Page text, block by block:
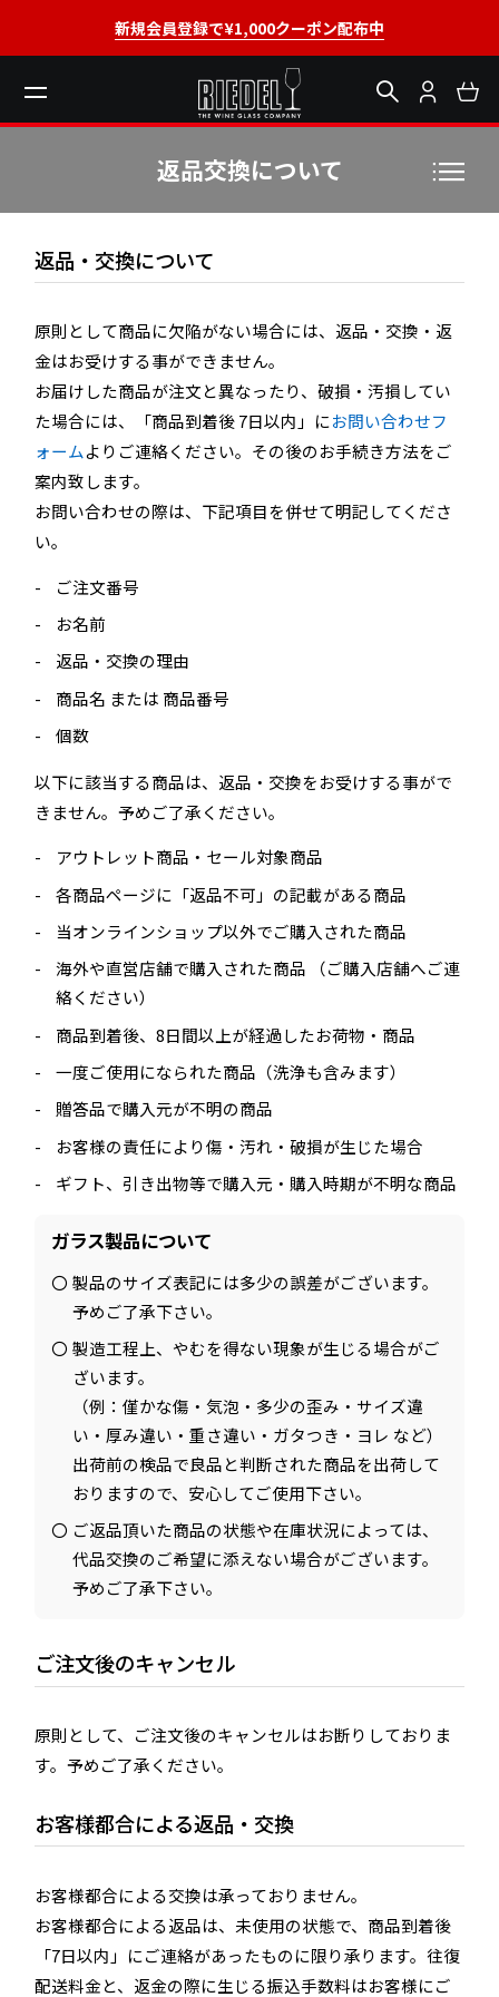
新規会員登録で¥1,000クーポン配布中
返品交換について
返品・交換について
原則として商品に欠陥がない場合には、返品・交換・返
金はお受けする事ができません。
お届けした商品が注文と異なったり、破損・汚損してい
た場合には、「商品到着後 7日以内」にお問い合わせフ
ォームよりご連絡ください。その後のお手続き方法をご
案内致します。
お問い合わせの際は、下記項目を併せて明記してくださ
い。
ご注文番号
お名前
返品・交換の理由
商品名 または 商品番号
個数
以下に該当する商品は、返品・交換をお受けする事がで
きません。予めご了承ください。
アウトレット商品・セール対象商品
各商品ページに「返品不可」の記載がある商品
当オンラインショップ以外でご購入された商品
海外や直営店舗で購入された商品 （ご購入店舗へご連
絡ください）
商品到着後、8日間以上が経過したお荷物・商品
一度ご使用になられた商品（洗浄も含みます）
贈答品で購入元が不明の商品
お客様の責任により傷・汚れ・破損が生じた場合
ギフト、引き出物等で購入元・購入時期が不明な商品
ガラス製品について
製品のサイズ表記には多少の誤差がございます。
予めご了承下さい。
製造工程上、やむを得ない現象が生じる場合がご
ざいます。
（例：僅かな傷・気泡・多少の歪み・サイズ違
い・厚み違い・重さ違い・ガタつき・ヨレ など）
出荷前の検品で良品と判断された商品を出荷して
おりますので、安心してご使用下さい。
ご返品頂いた商品の状態や在庫状況によっては、
代品交換のご希望に添えない場合がございます。
予めご了承下さい。
ご注文後のキャンセル
原則として、ご注文後のキャンセルはお断りしておりま
す。予めご了承ください。
お客様都合による返品・交換
お客様都合による交換は承っておりません。
お客様都合による返品は、未使用の状態で、商品到着後
「7日以内」にご連絡があったものに限り承ります。往復
配送料金と、返金の際に生じる振込手数料はお客様にご